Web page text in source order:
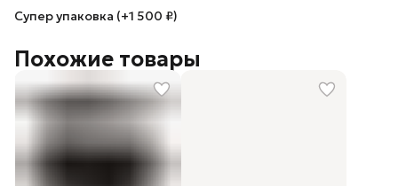
Супер упаковка (+1 500 ₽)
Похожие товары